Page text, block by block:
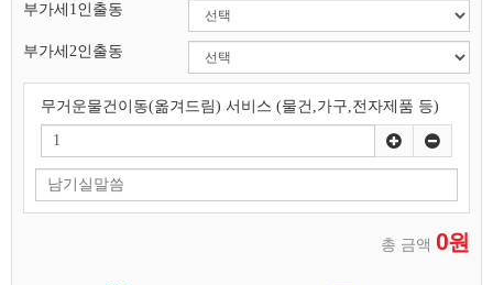
부가세1인출동
부가세2인출동
무거운물건이동(옮겨드림) 서비스 (물건,가구,전자제품 등)
총 금액 0원